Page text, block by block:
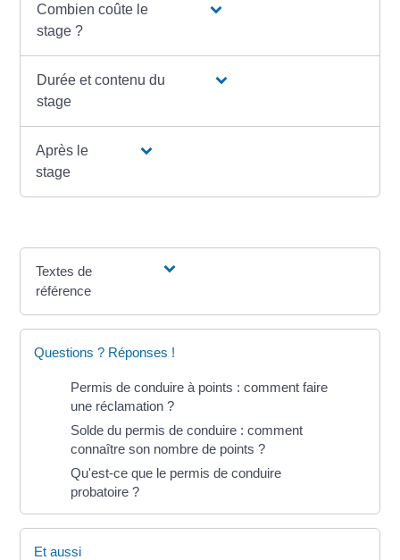
Combien coûte le
stage ?
Durée et contenu du
stage
Après le
stage
Textes de
référence
Questions ? Réponses !
Permis de conduire à points : comment faire
une réclamation ?
Solde du permis de conduire : comment
connaître son nombre de points ?
Qu'est-ce que le permis de conduire
probatoire ?
Et aussi